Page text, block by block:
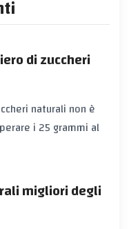
di zuccheri
naturali non è
i 25 grammi al
migliori degli